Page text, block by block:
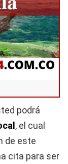
podrá
, el cual
de este
cita para ser